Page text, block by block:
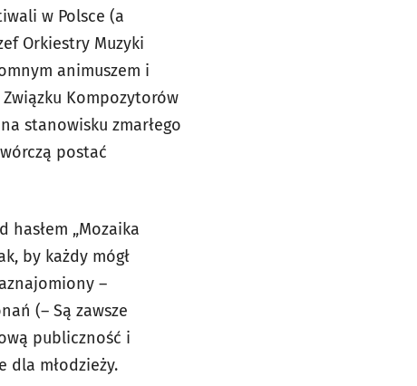
w Polsce (a
Orkiestry Muzyki
animuszem i
Kompozytorów
stanowisku zmarłego
postać
hasłem „Mozaika
by każdy mógł
–
(– Są zawsze
publiczność i
dla młodzieży.